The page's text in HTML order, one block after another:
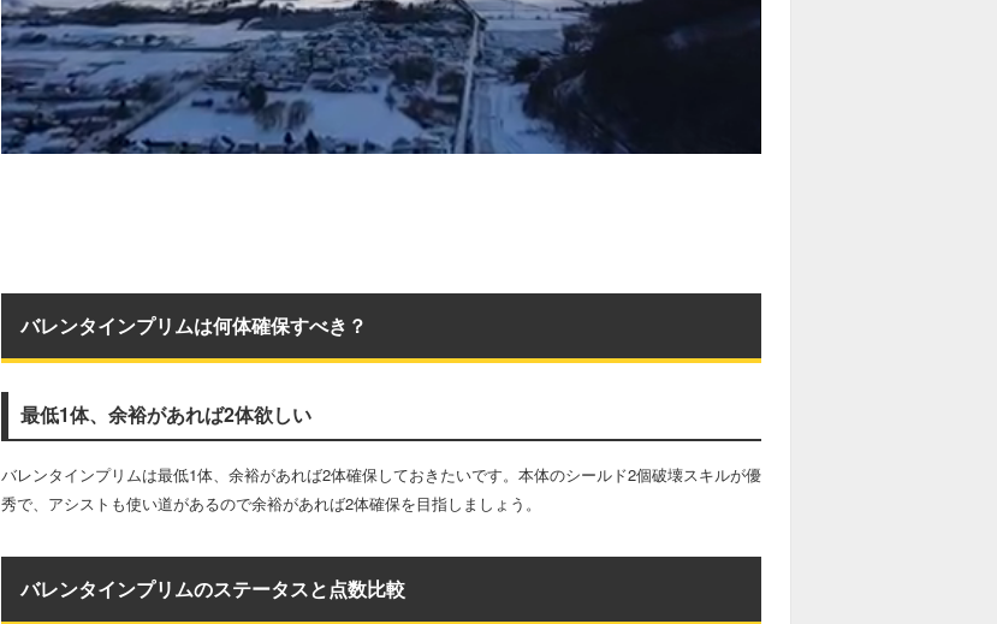
バレンタインプリムは何体確保すべき？
最低1体、余裕があれば2体欲しい
バレンタインプリムは最低1体、余裕があれば2体確保しておきたいです。本体のシールド2個破壊スキルが優
秀で、アシストも使い道があるので余裕があれば2体確保を目指しましょう。
バレンタインプリムのステータスと点数比較